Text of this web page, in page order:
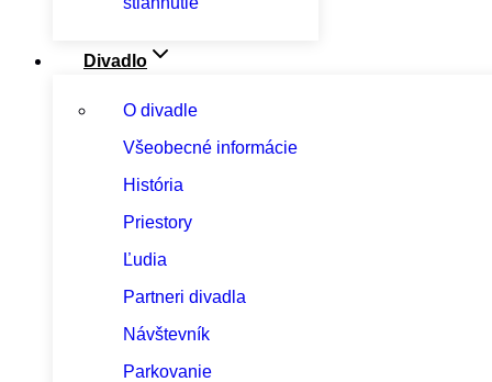
Divadlo
O divadle
Všeobecné informácie
História
Priestory
Ľudia
Partneri divadla
Návštevník
Parkovanie